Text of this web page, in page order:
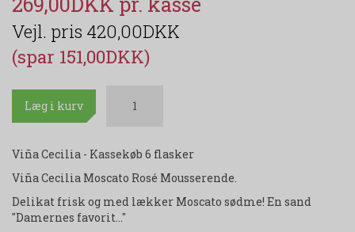
420,00DKK
(spar 151,00DKK)
Læg i kurv
Viña Cecilia - Kassekøb 6 flasker
Viña Cecilia Moscato Rosé Mousserende.
Delikat frisk og med lækker Moscato sødme! En sand
"Damernes favorit..."